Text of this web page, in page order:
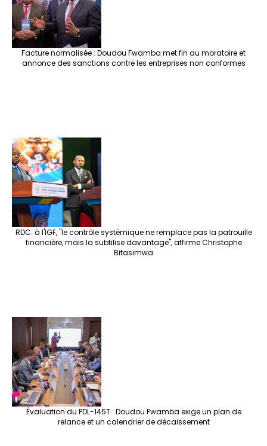
Facture normalisée : Doudou Fwamba met fin au moratoire et
annonce des sanctions contre les entreprises non conformes
RDC: à l'IGF, "le contrôle systémique ne remplace pas la patrouille
financière, mais la subtilise davantage", affirme Christophe
Bitasimwa
Évaluation du PDL-145T : Doudou Fwamba exige un plan de
relance et un calendrier de décaissement